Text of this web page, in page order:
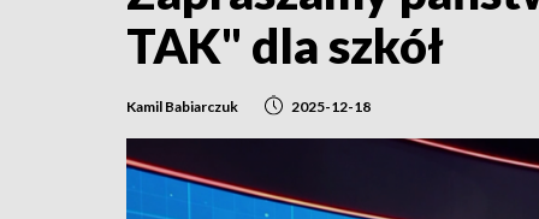
TAK" dla szkół
Kamil Babiarczuk 2025-12-18